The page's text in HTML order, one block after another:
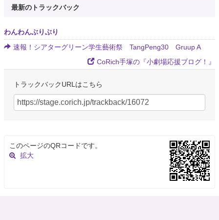
最新のトラックバック
わんわんぶりぶり
速報！シアターグリーン学生藝術祭 TangPeng30 Gruup A
CoRich手塚の『小劇場応援ブログ！』
トラックバックURLはこちら
このページのQRコードです。
拡大